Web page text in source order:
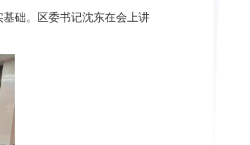
础。区委书记沈东在会上讲